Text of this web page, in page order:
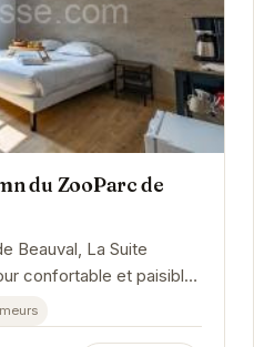
du ZooParc de
Beauval, La Suite
confortable et paisible.
soin offrent un...